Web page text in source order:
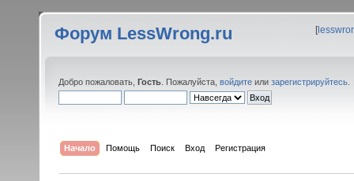
Форум LessWrong.ru [
Добро пожаловать, Гость . Пожалуйста, войдите или зарегистрируйтесь
Начало Помощь Поиск Вход Регистрация